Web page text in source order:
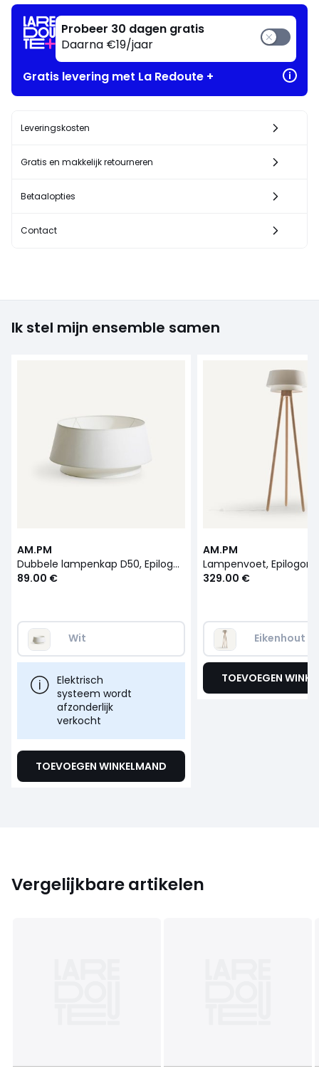
Probeer 30 dagen gratis
Daarna €19/jaar
Gratis levering met La Redoute +
Leveringskosten
Gratis en makkelijk retourneren
Betaalopties
Contact
Ik stel mijn ensemble samen
AM.PM
Dubbele lampenkap D50, Epilogon
89.00 €
Wit
Elektrisch
systeem wordt
afzonderlijk
verkocht
TOEVOEGEN WINKELMAND
AM.PM
Lampenvoet, Epilogon
329.00 €
Eikenhout
TOEVOEGEN
Vergelijkbare artikelen